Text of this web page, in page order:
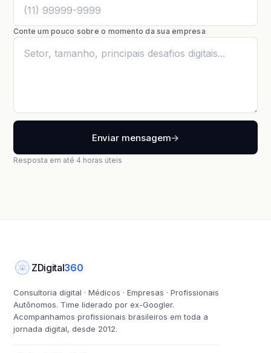
Conte um pouco sobre o momento da sua empresa
Enviar mensagem→
Resposta em até 4 horas úteis
Z ZDigital360
Consultoria digital · Médicos · Empresas · Profissionais
Autônomos. Time liderado por ex-Googler.
Acompanhamos profissionais brasileiros em toda a
jornada digital, desde 2012.